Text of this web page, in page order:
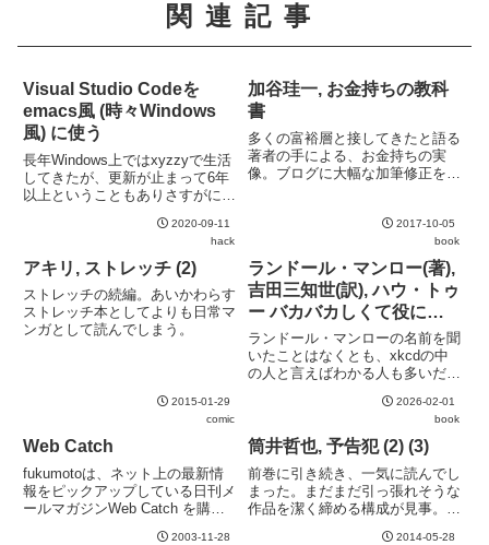
関連記事
Visual Studio Codeを
emacs風 (時々Windows
風) に使う
長年Windows上ではxyzzyで生活
してきたが、更新が止まって6年
以上ということもありさすがに苦
ようとすると、今風のエディタが
Studio Codeに宗旨変えすること
とした...
2020-09-11
hack
加谷珪一, お金持ちの教科
書
多くの富裕層と接してきたと語る
著者の手による、お金持ちの実
像。ブログに大幅な加筆修正をし
しく響く部分はある。 2017-10-05
book
アキリ, ストレッチ (2)
ストレッチの続編。あいかわらす
ストレッチ本としてよりも日常マ
ンガとして読んでしまう。
2015-01-29
comic
ランドール・マンロー(著),
吉田三知世(訳), ハウ・トゥ
ー バカバカしくて役に立
たない暮らしの科学
ランドール・マンローの名前を聞
いたことはなくとも、xkcdの中
の人と言えばわかる人も多いだろ
と共にバカバカしい科学を提供し
てくれる。内容はいちいちバカバ
カしいのだが、科学的な記述は大
真面目なので子どもに読ませて...
2026-02-01
book
Web Catch
fukumotoは、ネット上の最新情
報をピックアップしている日刊メ
ールマガジンWeb Catch を購読
2003-11-28
筒井哲也, 予告犯 (2) (3)
前巻に引き続き、一気に読んでし
まった。まだまだ引っ張れそうな
作品を潔く締める構成が見事。最
2014-05-28